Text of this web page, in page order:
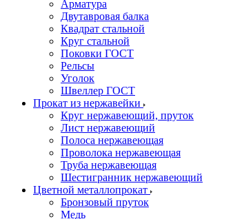
Арматура
Двутавровая балка
Квадрат стальной
Круг стальной
Поковки ГОСТ
Рельсы
Уголок
Швеллер ГОСТ
Прокат из нержавейки
Круг нержавеющий, пруток
Лист нержавеющий
Полоса нержавеющая
Проволока нержавеющая
Труба нержавеющая
Шестигранник нержавеющий
Цветной металлопрокат
Бронзовый пруток
Медь